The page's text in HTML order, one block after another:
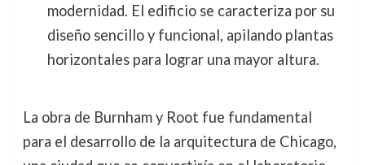
modernidad. El edificio se caracteriza por su
diseño sencillo y funcional, apilando plantas
horizontales para lograr una mayor altura.
La obra de Burnham y Root fue fundamental
para el desarrollo de la arquitectura de Chicago,